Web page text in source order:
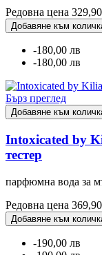
Редовна цена
Добавяне към
-180,00 лв
-180,00 лв
Бърз преглед
Добавяне към
Intoxicated by
тестер
парфюмна вода за
Редовна цена
Добавяне към
-190,00 лв